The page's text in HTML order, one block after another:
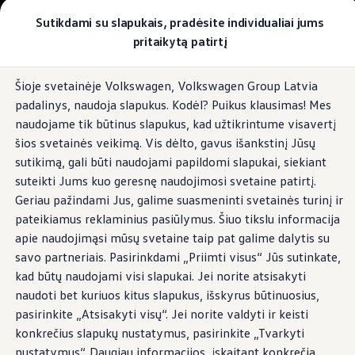
Sutikdami su slapukais, pradėsite individualiai jums
pritaikytą patirtį
Šioje svetainėje Volkswagen, Volkswagen Group Latvia
padalinys, naudoja slapukus. Kodėl? Puikus klausimas! Mes
naudojame tik būtinus slapukus, kad užtikrintume visavertį
šios svetainės veikimą. Vis dėlto, gavus išankstinį Jūsų
sutikimą, gali būti naudojami papildomi slapukai, siekiant
suteikti Jums kuo geresnę naudojimosi svetaine patirtį.
Geriau pažindami Jus, galime suasmeninti svetainės turinį ir
pateikiamus reklaminius pasiūlymus. Šiuo tikslu informacija
apie naudojimąsi mūsų svetaine taip pat galime dalytis su
savo partneriais. Pasirinkdami „Priimti visus“ Jūs sutinkate,
kad būtų naudojami visi slapukai. Jei norite atsisakyti
naudoti bet kuriuos kitus slapukus, išskyrus būtinuosius,
pasirinkite „Atsisakyti visų“. Jei norite valdyti ir keisti
konkrečius slapukų nustatymus, pasirinkite „Tvarkyti
nustatymus“. Daugiau informacijos, įskaitant konkrečią
pagrindinį
turinį
poraštę
Pasirinkite savo Volkswagen
Modeliai ir konfigūratorius
Naujasis ID. Cross
Konfigūruoti
Volkswagen komerciniai automobiliai. Pasiruošę bet
Volkswagen automobilių e-parduotuvė
Pasiūlymai ir paslaugos
Jubiliejinis pasiūlymas
Garantija
Lizingas
Automobilio mainai
Volkswagen automobilių e-parduotuvė
Elektromobiliai ir hibridiniai modeliai
Valstybės parama
Elektromobiliai
ID. žinios
Įkrovimas ir ridos atsarga
Technologija ir evoliucija
Perėjimas prie elektrinio mobilumo
Ekologinis tvarumas
Elektromobiliai servise: daugiau jokio alyvos
ID. programinės įrangos atnaujinimas*
Elektromobilių pristatymo trukmė